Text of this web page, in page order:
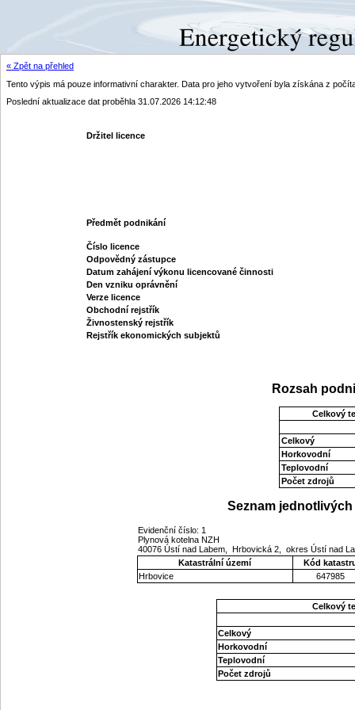
« Zpět na přehled
Tento výpis má pouze informativní charakter. Data pro jeho vytvoření byla získána z
Poslední aktualizace dat proběhla 31.07.2026 14:12:48
Držitel licence
Předmět podnikání
Číslo licence
Odpovědný zástupce
Datum zahájení výkonu licencované činnosti
Den vzniku oprávnění
Verze licence
Obchodní rejstřík
Živnostenský rejstřík
Rejstřík ekonomických subjektů
Rozsah
Celkový
Celkový
Horkovodní
Teplovodní
Počet zdrojů
Seznam
Evidenční číslo: 1
Plynová kotelna NZH
40076 Ústí nad Labem, Hrbovická 2, okres Ústí nad
Katastrální území
Kód
Hrbovice
647985
Celkový
Celkový
Horkovodní
Teplovodní
Počet zdrojů